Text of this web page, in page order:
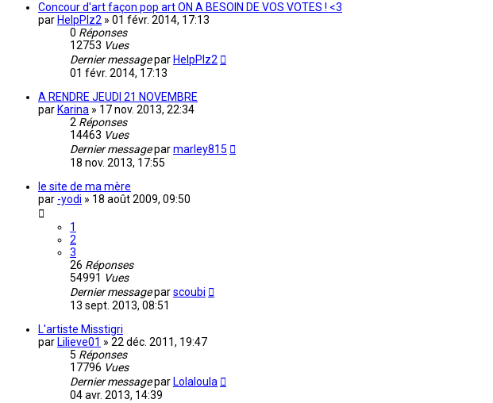
Concour d'art façon pop art ON A BESOIN DE VOS VOTES ! <3
par HelpPlz2 » 01 févr. 2014, 17:13
0 Réponses
12753 Vues
Dernier messagepar HelpPlz2
01 févr. 2014, 17:13
A RENDRE JEUDI 21 NOVEMBRE
par Karina » 17 nov. 2013, 22:34
2 Réponses
14463 Vues
Dernier messageparmarley815
18 nov. 2013, 17:55
le site de ma mère
par -yodi » 18 août 2009, 09:50
1
2
3
26 Réponses
54991 Vues
Dernier messageparscoubi
13 sept. 2013, 08:51
L'artiste Misstigri
par Lilieve01 » 22 déc. 2011, 19:47
5 Réponses
17796 Vues
Dernier messagepar Lolaloula
04 avr. 2013, 14:39